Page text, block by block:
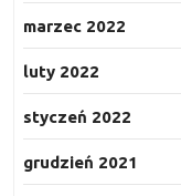
marzec 2022
luty 2022
styczeń 2022
grudzień 2021